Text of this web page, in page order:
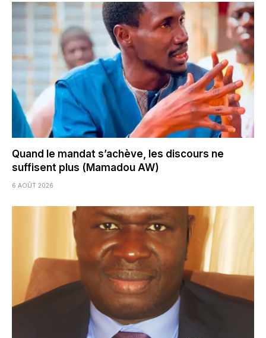
Quand le mandat s’achève, les discours ne
suffisent plus (Mamadou AW)
6 AOÛT 2026